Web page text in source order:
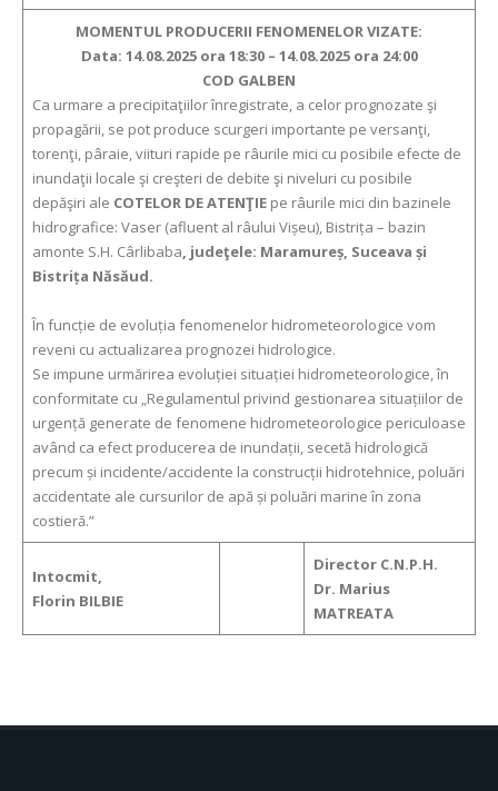
MOMENTUL PRODUCERII FENOMENELOR VIZATE:
Data: 14.08.2025 ora 18:30 – 14.08.2025 ora 24:00
COD GALBEN
Ca urmare a precipitaţiilor înregistrate, a celor prognozate şi
propagării, se pot produce scurgeri importante pe versanţi,
torenţi, pâraie, viituri rapide pe râurile mici cu posibile efecte de
inundaţii locale şi creşteri de debite şi niveluri cu posibile
depăşiri ale COTELOR DE ATENŢIE pe râurile mici din bazinele
hidrografice: Vaser (afluent al râului Vișeu), Bistrița – bazin
amonte S.H. Cârlibaba, judeţele: Maramureș, Suceava și
Bistrița Năsăud.
În funcție de evoluția fenomenelor hidrometeorologice vom
reveni cu actualizarea prognozei hidrologice.
Se impune urmărirea evoluției situației hidrometeorologice, în
conformitate cu „Regulamentul privind gestionarea situațiilor de
urgență generate de fenomene hidrometeorologice periculoase
având ca efect producerea de inundații, secetă hidrologică
precum și incidente/accidente la construcții hidrotehnice, poluări
accidentate ale cursurilor de apă și poluări marine în zona
costieră.”
Intocmit,
Florin BILBIE
Director C.N.P.H.
Dr. Marius
MATREATA